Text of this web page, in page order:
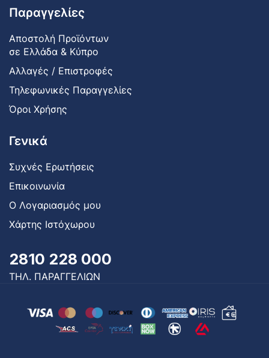
Παραγγελίες
Αποστολή Προϊόντων
σε Ελλάδα & Κύπρο
Αλλαγές / Επιστροφές
Τηλεφωνικές Παραγγελίες
Όροι Χρήσης
Γενικά
Συχνές Ερωτήσεις
Επικοινωνία
Ο Λογαριασμός μου
Χάρτης Ιστόχωρου
2810 228 000
ΤΗΛ. ΠΑΡΑΓΓΕΛΙΩΝ